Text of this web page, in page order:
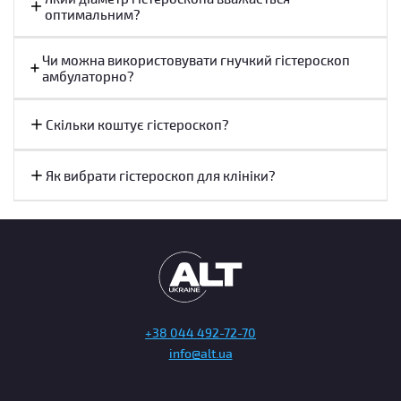
доцільно купити гістероскоп операційний з робочим каналом.
Види гістероскопів
Асортимент гістероскопів включає кілька типів приладів, що
мінімальна травматичність;
оптимальним?
Чи можна використовувати гнучкий гістероскоп
амбулаторно?
Скільки коштує гістероскоп?
Як вибрати гістероскоп для клініки?
+38 044 492-72-70
info@alt.ua